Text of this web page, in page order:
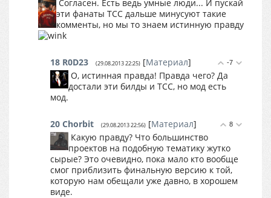
Согласен. Есть ведь умные люди... И пускай
эти фанаты ТСС дальше минусуют такие
комменты, но мы то знаем истинную правду
-7
18 R0D23 (29.08.2013 22:25) [Материал]
О, истинная правда! Правда чего? Да
достали эти билды и ТСС, но мод есть
мод.
8
20 Chorbit (29.08.2013 22:56) [Материал]
Какую правду? Что большинство
проектов на подобную тематику жутко
сырые? Это очевидно, пока мало кто вообще
смог приблизить финальную версию к той,
которую нам обещали уже давно, в хорошем
виде.